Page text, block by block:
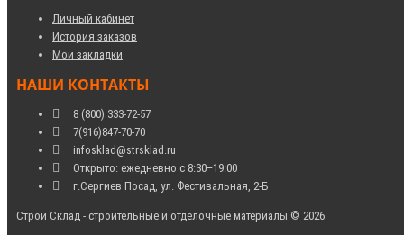
Личный кабинет
История заказов
Мои закладки
НАШИ КОНТАКТЫ
8 (800) 333-72-57
7(916)847-70-70
infosklad@strsklad.ru
Открыто: ежедневно с 8:30–19:00
г.Сергиев Посад, ул. Фестивальная, 2-Б
Строй Склад - строительные и отделочные материалы © 2026